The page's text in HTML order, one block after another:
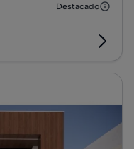
Destacado